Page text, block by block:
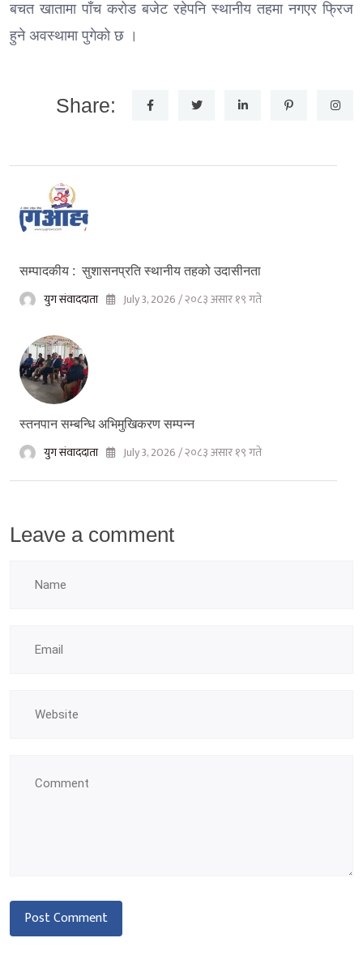
बचत खातामा पाँच करोड बजेट रहेपनि स्थानीय तहमा नगएर फ्रिज
हुने अवस्थामा पुगेको छ ।
Share:
सम्पादकीय : सुशासनप्रति स्थानीय तहको उदासीनता
युग संवाददाता July 3, 2026 / २०८३ असार १९ गते
स्तनपान सम्बन्धि अभिमुखिकरण सम्पन्न
युग संवाददाता July 3, 2026 / २०८३ असार १९ गते
Leave a comment